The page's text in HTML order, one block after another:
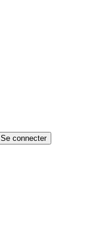
Se connecter